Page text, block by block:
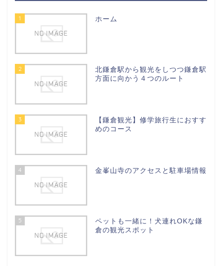
1 ホーム
2
北鎌倉駅から観光をしつつ鎌倉駅
方面に向かう４つのルート
3
【鎌倉観光】修学旅行生におすす
めのコース
4 金峯山寺のアクセスと駐車場情報
5
ペットも一緒に！犬連れOKな鎌
倉の観光スポット